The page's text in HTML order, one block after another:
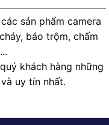
sản phẩm camera
báo trộm, chấm
khách hàng những
uy tín nhất.